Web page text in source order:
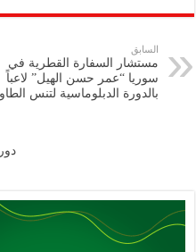
p
y
Li
n
eb
k
tt
nt
السابق
مستشار السفارة القطرية في
سوريا “عمر حسن الهيل” لاعباً
بالدورة الدبلوماسية لتنس